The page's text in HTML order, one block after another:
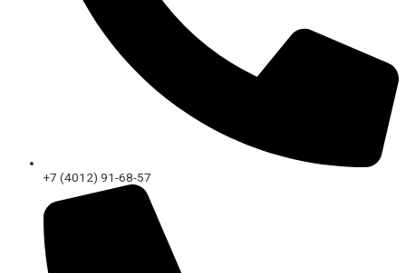
+7 (4012) 91-68-57